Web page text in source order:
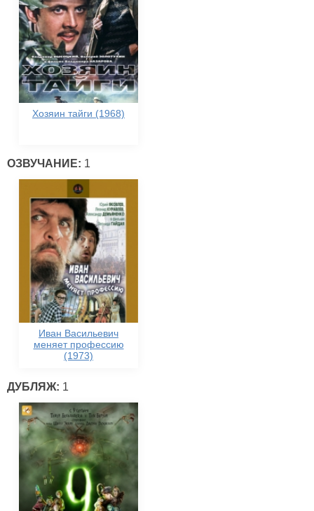
Хозяин тайги (1968)
ОЗВУЧАНИЕ: 1
Иван Васильевич
меняет профессию
(1973)
ДУБЛЯЖ: 1